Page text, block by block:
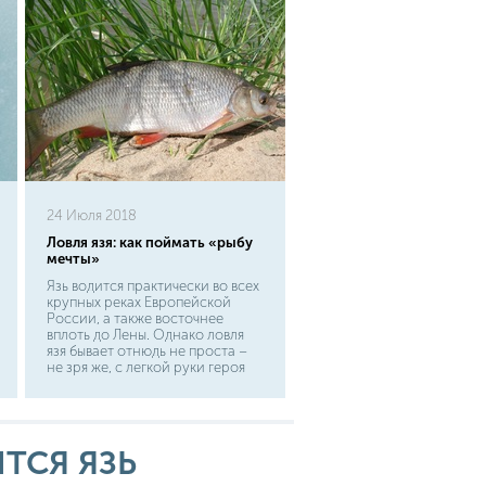
24 Июля 2018
Ловля язя: как поймать «рыбу
мечты»
Язь водится практически во всех
крупных реках Европейской
России, а также восточнее
вплоть до Лены. Однако ловля
язя бывает отнюдь не проста –
не зря же, с легкой руки героя
«рыбой мечты»! Мы расскажем
только в YouTube и в мечтах
рыболова. Первым делом
ЯЗЬ